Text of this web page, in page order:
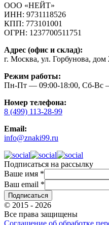
ООО «НЕЙТ»
ИНН: 9731118526
КПП: 773101001
ОГРН: 1237700511751
Адрес (офис и склад):
г. Москва, ул. Горбунова, дом
Режим работы:
Пн-Пт — 09:00-18:00, Сб-Вс
Номер телефона:
8 (499) 113-28-99
Email:
info@znaki99.ru
Подписаться на рассылку
Ваше имя *
Ваш email *
© 2015 - 2026
Все права защищены
Соглашение об обработке